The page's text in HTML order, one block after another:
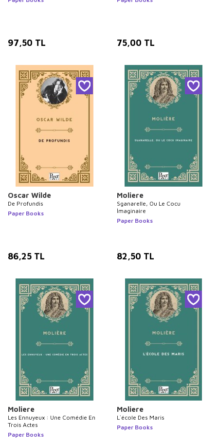
97,50 TL 75,00 TL
Oscar Wilde
De Profundis
Paper Books
86,25 TL
Moliere
Sganarelle, Ou Le Cocu
İmaginaire
Paper Books
82,50 TL
Moliere
Les Ennuyeux : Une Comédie En
Trois Actes
Paper Books
Moliere
L`école Des Maris
Paper Books